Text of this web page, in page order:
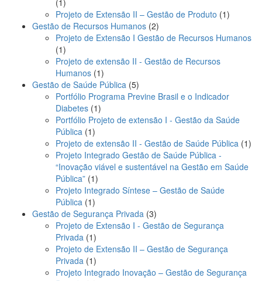
1
produto
Projeto de Extensão II – Gestão de Produto 11
Gestão de Recursos Humanos 22
produtos
Projeto de Extensão I Gestão de Recursos Humanos
11
produto
Projeto de extensão II - Gestão de Recursos
Humanos 11
produto
Gestão de Saúde Pública 55
produtos
Portfólio Programa Previne Brasil e o Indicador
Diabetes 11
produto
Portfólio Projeto de extensão I - Gestão da Saúde
Pública 11
produto
Projeto de extensão II - Gestão de Saúde Pública 11
Projeto Integrado Gestão de Saúde Pública -
“Inovação viável e sustentável na Gestão em Saúde
Pública” 11
produto
Projeto Integrado Síntese – Gestão de Saúde
Pública 11
produto
Gestão de Segurança Privada 33
produtos
Projeto de Extensão I - Gestão de Segurança
Privada 11
produto
Projeto de Extensão II – Gestão de Segurança
Privada 11
produto
Projeto Integrado Inovação – Gestão de Segurança